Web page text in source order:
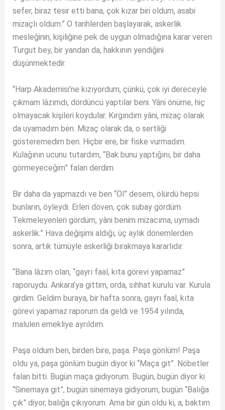
sefer, biraz tesir etti bana, çok kızar biri oldum, asabi
mizaçlı oldum.” O tarihlerden başlayarak, askerlik
mesleğinin, kişiliğine pek de uygun olmadığına karar veren
Turgut bey, bir yandan da, hakkının yendiğini
düşünmektedir.
“Harp Akademisi’ne kızıyordum, çünkü, çok iyi dereceyle
çıkmam lâzımdı, dördüncü yaptılar beni. Yâni önüme, hiç
olmayacak kişileri koydular. Kırgındım yâni, mizaç olarak
da uyamadım ben. Mizaç olarak da, o sertliği
gösteremedim ben. Hiçbir ere, bir fiske vurmadım.
Kulağının ucunu tutardım, “Bak bunu yaptığını, bir daha
görmeyeceğim” falan derdim.
Bir daha da yapmazdı ve ben “Öl” desem, ölürdü hepsi
bunların, öyleydi. Erleri döven, çok subay gördüm.
Tekmeleyenleri gördüm, yâni benim mizacıma, uymadı
askerlik.” Hava değişimi aldığı, üç aylık dönemlerden
sonra, artık tümüyle askerliği bırakmaya kararlıdır.
“Bana lâzım olan, “gayrı faal, kıta görevi yapamaz”
raporuydu. Ankara’ya gittim, orda, sıhhat kurulu var. Kurula
girdim. Geldim buraya, bir hafta sonra, gayrı faal, kıta
görevi yapamaz raporum da geldi ve 1954 yılında,
malulen emekliye ayrıldım.
Paşa oldum ben, birden bire, paşa. Paşa gönlüm! Paşa
oldu ya, paşa gönlüm bugün diyor ki “Maça git”. Nöbetler
falan bitti. Bugün maça gidiyorum. Bugün, bugün diyor ki
“Sinemaya git”, bugün sinemaya gidiyorum, bugün “Balığa
çık” diyor, balığa çıkıyorum. Ama bir gün oldu ki, a, baktım